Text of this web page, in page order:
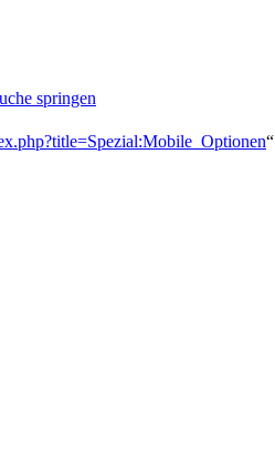
springen
“